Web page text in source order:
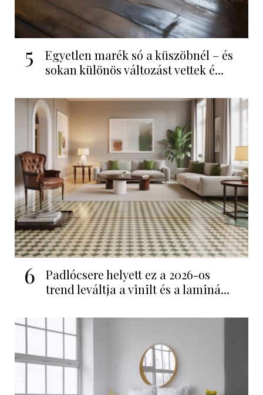
5
Egyetlen marék só a küszöbnél – és
sokan különös változást vettek é...
6
Padlócsere helyett ez a 2026-os
trend leváltja a vinilt és a laminá...